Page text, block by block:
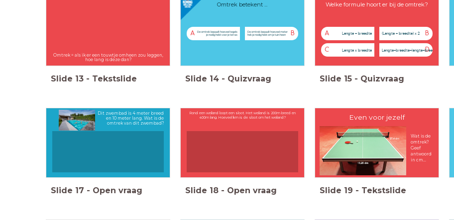
Omtrek = als ik er een touwtje omheen zou leggen,
hoe lang is deze dan?
Slide 13 - Tekstslide
Omtrek betekent ...
A
De omtrek bepaalt hoeveel tegels
je nodig hebt voor je terras
B
De omtrek bepaalt hoeveel meter
hek je nodig hebt om je tuin heen
Slide 14 - Quizvraag
Welke formule hoort er bij de omtrek?
A Lengte + breedte B
(Lengte + breedte) x 2
C Lengte x breedte D
Lengte+breedte+lengte+breedte
Slide 15 - Quizvraag
Dit zwembad is 4 meter breed
en 10 meter lang. Wat is de
omtrek van dit zwembad?
Slide 17 - Open vraag
Rond een weiland loopt een sloot. Het weiland is 200m breed en
400m lang. Hoeveel km is de sloot om het weiland?
Slide 18 - Open vraag
Even voor jezelf
Wat is de
omtrek?
Geef
antwoord
in cm...
Slide 19 - Tekstslide